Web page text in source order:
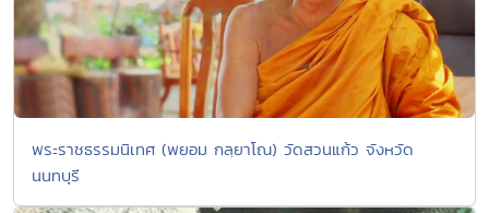
พระราชธรรมนิเทศ (พยอม กลฺยาโณ) วัดสวนแก้ว จังหวัด
นนทบุรี